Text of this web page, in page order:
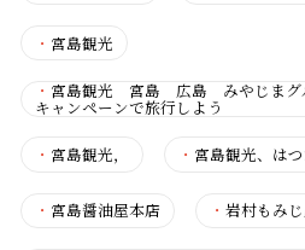
・ 宮島観光
・ 宮島観光 宮島 広島 みやじま
キャンペーンで旅行しよう
・ 宮島観光， ・ 宮島観光、は
・ 宮島醤油屋本店 ・岩村もみ